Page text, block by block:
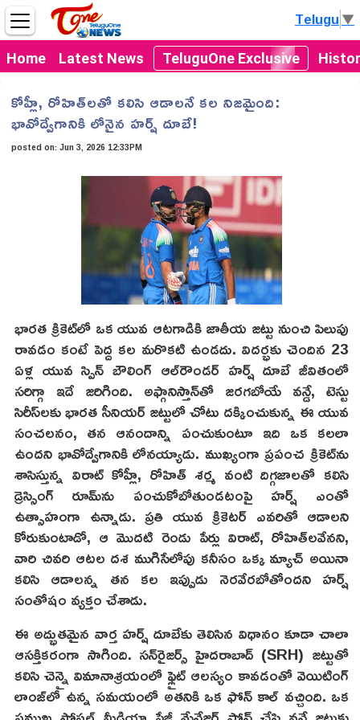
Home Latest News TeluguOne Exclusive
Telugu▼
కోహ్లీ, రోహిత్‌లతో కలిసి ఆడాలనే కల నిజమైంది:
భావోద్వేగానికి లోనైన హర్ష్ దూబే!
posted on:Jun 3, 2026 12:33PM
భారత క్రికెట్‌లో ఒక యువ ఆటగాడికి జాతీయ జట్టు నుంచి పిలుపు
రావడం కంటే పెద్ద కల మరొకటి ఉండదు. విదర్భకు చెందిన 23
ఏళ్ల యువ స్పిన్ బౌలింగ్ ఆల్‌రౌండర్ హర్ష్ దూబే జీవితంలో
సరిగ్గా ఇదే జరిగింది. అఫ్గానిస్తాన్‌తో జరగబోయే వన్డే, టెస్టు
సిరీస్‌లకు భారత సీనియర్ జట్టులో చోటు దక్కించుకున్న ఈ యువ
సంచలనం, తన ఆనందాన్ని పంచుకుంటూ ఇది ఒక కలలా
ఉందని భావోద్వేగానికి లోనయ్యాడు. ముఖ్యంగా ప్రపంచ క్రికెట్‌ను
శాసిస్తున్న విరాట్ కోహ్లీ, రోహిత్ శర్మ వంటి దిగ్గజాలతో కలిసి
డ్రెస్సింగ్ రూమ్‌ను పంచుకోబోతుండటంపై హర్ష్ ఎంతో
ఉత్సాహంగా ఉన్నాడు. ప్రతి యువ క్రికెటర్ ఎవరితో ఆడాలని
కోరుకుంటాడో, ఆ మొదటి రెండు పేర్లు విరాట్, రోహిత్‌లవేనని,
వారి చివరి ఆటల దశ ముగిసేలోపు కనీసం ఒక్క మ్యాచ్ అయినా
కలిసి ఆడాలన్న తన కల ఇప్పుడు నెరవేరబోతోందని హర్ష్
సంతోషం వ్యక్తం చేశాడు.
ఈ అద్భుతమైన వార్త హర్ష్ దూబేకు తెలిసిన విధానం కూడా చాలా
ఆసక్తికరంగా సాగింది. సన్‌రైజర్స్ హైదరాబాద్ (SRH) జట్టుతో
కలిసి చెన్నై విమానాశ్రయంలో ఫ్లైట్ ఆలస్యం కావడంతో వెయిటింగ్
లాంజ్‌లో ఉన్న సమయంలో అతనికి ఒక ఫోన్ కాల్ వచ్చింది. ఒక